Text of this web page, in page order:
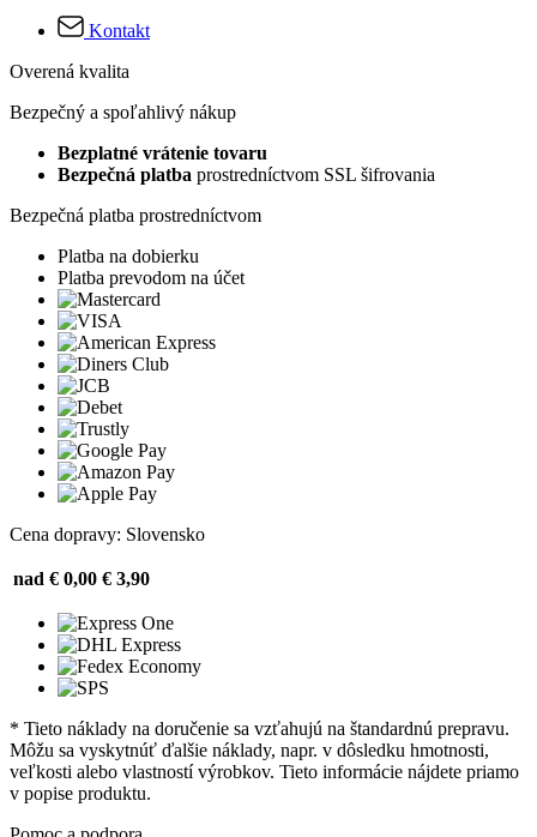
Kontakt
Overená kvalita
Bezpečný a spoľahlivý nákup
Bezplatné vrátenie tovaru
Bezpečná platba prostredníctvom SSL šifrovania
Bezpečná platba prostredníctvom
Platba na dobierku
Platba prevodom na účet
Cena dopravy: Slovensko
nad € 0,00 € 3,90
* Tieto náklady na doručenie sa vzťahujú na štandardnú prepravu.
Môžu sa vyskytnúť ďalšie náklady, napr. v dôsledku hmotnosti,
veľkosti alebo vlastností výrobkov. Tieto informácie nájdete priamo
v popise produktu.